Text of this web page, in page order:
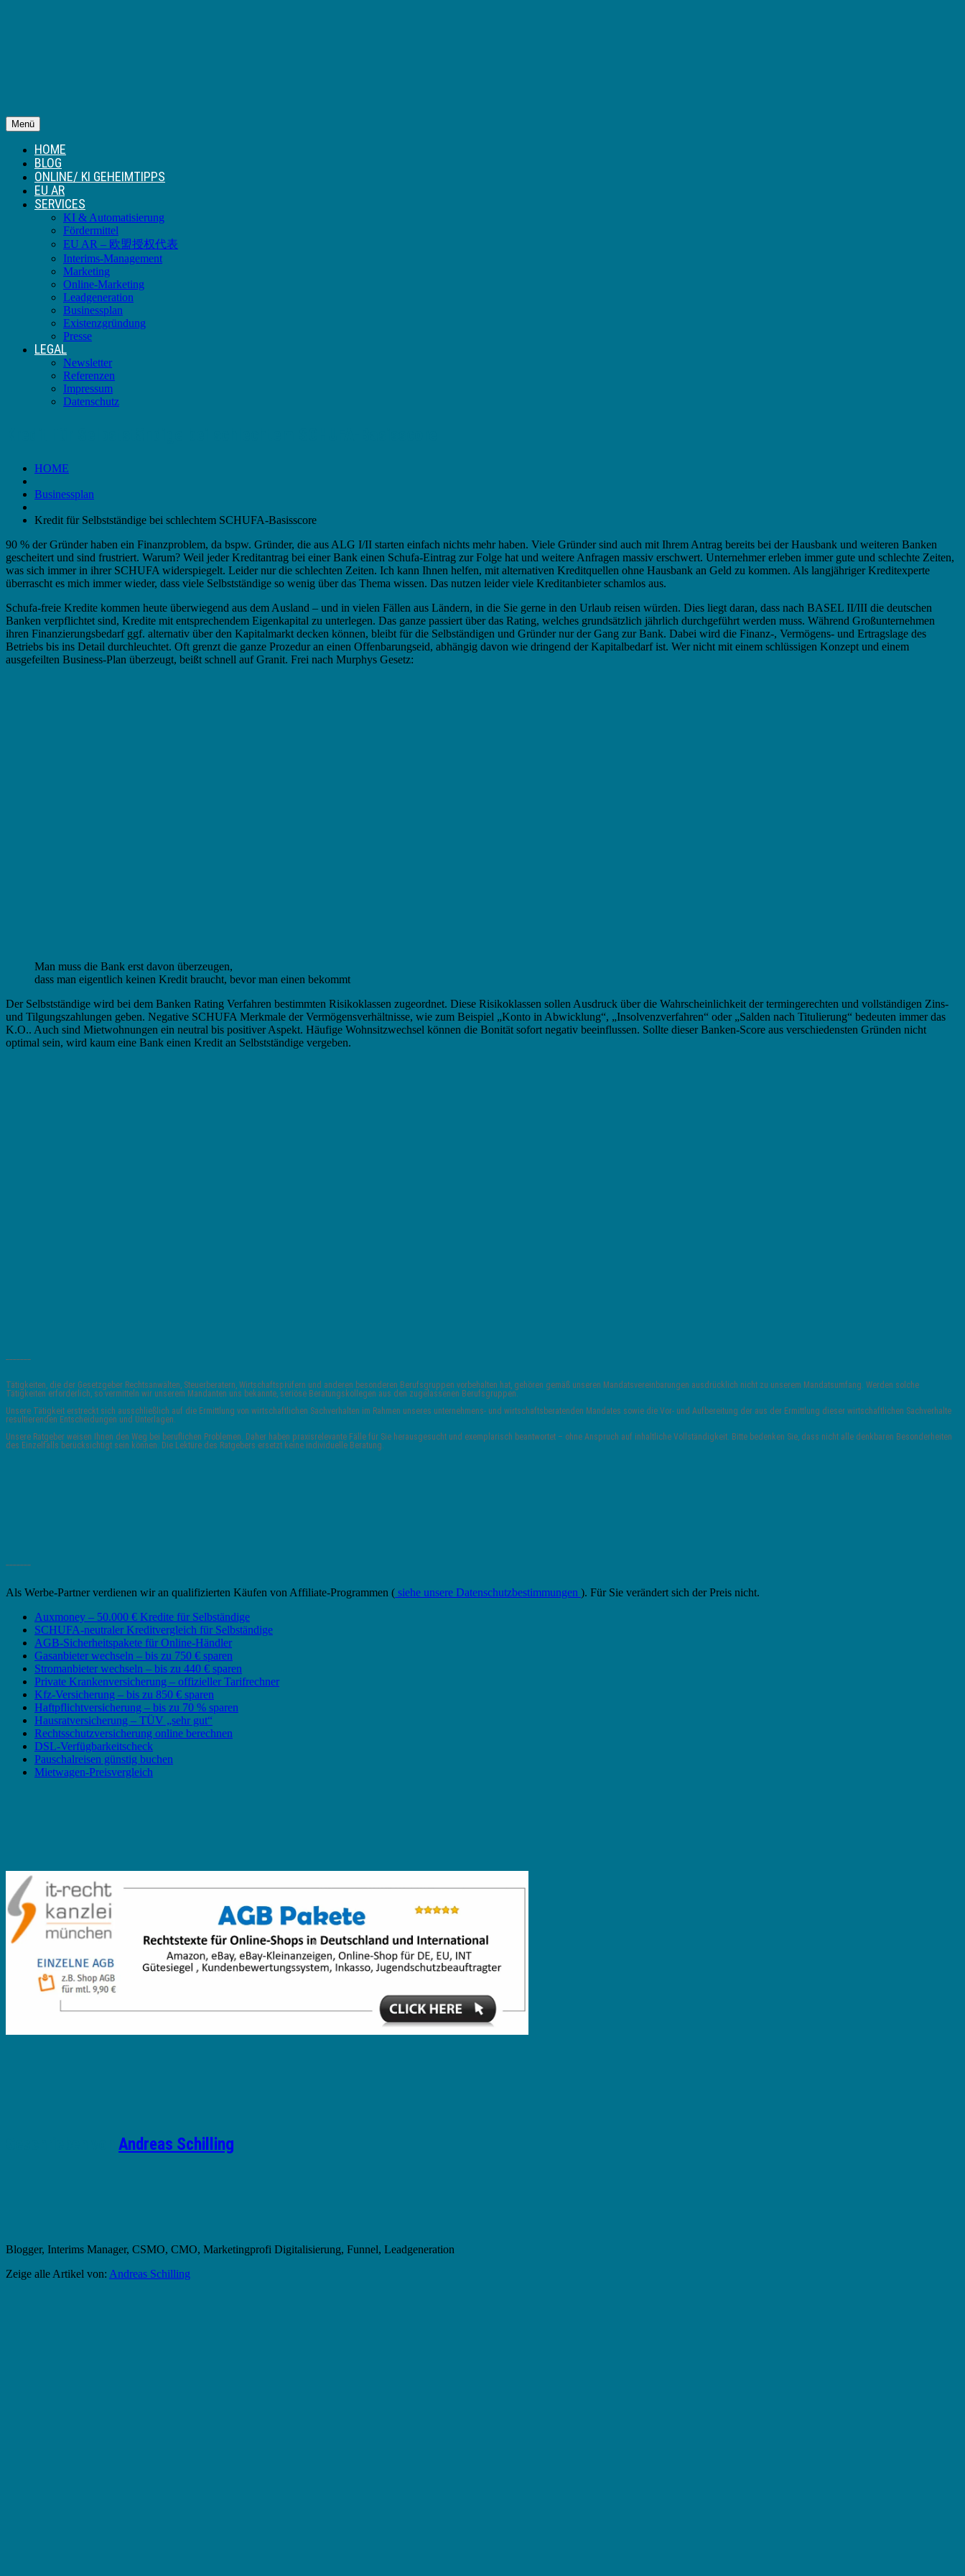
Menü
HOME
BLOG
ONLINE/ KI GEHEIMTIPPS
EU AR
SERVICES
KI & Automatisierung
Fördermittel
EU AR – 欧盟授权代表
Interims-Management
Marketing
Online-Marketing
Leadgeneration
Businessplan
Existenzgründung
Presse
LEGAL
Newsletter
Referenzen
Impressum
Datenschutz
HOME
Businessplan
Kredit für Selbstständige bei schlechtem SCHUFA-Basisscore
90 % der Gründer haben ein Finanzproblem, da bspw. Gründer, die aus ALG I/II starten einfach nichts mehr haben. Viele Gründer sind auch mit Ihrem Antrag bereits bei der Hausbank und weiteren Banken
gescheitert und sind frustriert. Warum? Weil jeder Kreditantrag bei einer Bank einen Schufa-Eintrag zur Folge hat und weitere Anfragen massiv erschwert. Unternehmer erleben immer gute und schlechte Zeiten,
was sich immer in ihrer SCHUFA widerspiegelt. Leider nur die schlechten Zeiten. Ich kann Ihnen helfen, mit alternativen Kreditquellen ohne Hausbank an Geld zu kommen. Als langjähriger Kreditexperte
überrascht es mich immer wieder, dass viele Selbstständige so wenig über das Thema wissen. Das nutzen leider viele Kreditanbieter schamlos aus.
Schufa-freie Kredite kommen heute überwiegend aus dem Ausland – und in vielen Fällen aus Ländern, in die Sie gerne in den Urlaub reisen würden. Dies liegt daran, dass nach BASEL II/III die deutschen
Banken verpflichtet sind, Kredite mit entsprechendem Eigenkapital zu unterlegen. Das ganze passiert über das Rating, welches grundsätzlich jährlich durchgeführt werden muss. Während Großunternehmen
ihren Finanzierungsbedarf ggf. alternativ über den Kapitalmarkt decken können, bleibt für die Selbständigen und Gründer nur der Gang zur Bank. Dabei wird die Finanz-, Vermögens- und Ertragslage des
Betriebs bis ins Detail durchleuchtet. Oft grenzt die ganze Prozedur an einen Offenbarungseid, abhängig davon wie dringend der Kapitalbedarf ist. Wer nicht mit einem schlüssigen Konzept und einem
ausgefeilten Business-Plan überzeugt, beißt schnell auf Granit. Frei nach Murphys Gesetz:
Man muss die Bank erst davon überzeugen,
dass man eigentlich keinen Kredit braucht, bevor man einen bekommt
Der Selbstständige wird bei dem Banken Rating Verfahren bestimmten Risikoklassen zugeordnet. Diese Risikoklassen sollen Ausdruck über die Wahrscheinlichkeit der termingerechten und vollständigen Zins-
und Tilgungszahlungen geben. Negative SCHUFA Merkmale der Vermögensverhältnisse, wie zum Beispiel „Konto in Abwicklung“, „Insolvenzverfahren“ oder „Salden nach Titulierung“ bedeuten immer das
K.O.. Auch sind Mietwohnungen ein neutral bis positiver Aspekt. Häufige Wohnsitzwechsel können die Bonität sofort negativ beeinflussen. Sollte dieser Banken-Score aus verschiedensten Gründen nicht
optimal sein, wird kaum eine Bank einen Kredit an Selbstständige vergeben.
Tätigkeiten, die der Gesetzgeber Rechtsanwälten, Steuerberatern, Wirtschaftsprüfern und anderen besonderen Berufsgruppen vorbehalten hat, gehören gemäß unseren Mandatsvereinbarungen ausdrücklich nicht zu unserem Mandatsumfang. Werden solche
Tätigkeiten erforderlich, so vermitteln wir unserem Mandanten uns bekannte, seriöse Beratungskollegen aus den zugelassenen Berufsgruppen.
Unsere Tätigkeit erstreckt sich ausschließlich auf die Ermittlung von wirtschaftlichen Sachverhalten im Rahmen unseres unternehmens- und wirtschaftsberatenden Mandates sowie die Vor- und Aufbereitung der aus der Ermittlung dieser wirtschaftlichen Sachverhalte
resultierenden Entscheidungen und Unterlagen.
Unsere Ratgeber weisen Ihnen den Weg bei beruflichen Problemen. Daher haben praxisrelevante Fälle für Sie herausgesucht und exemplarisch beantwortet – ohne Anspruch auf inhaltliche Vollständigkeit. Bitte bedenken Sie, dass nicht alle denkbaren Besonderheiten
des Einzelfalls berücksichtigt sein können. Die Lektüre des Ratgebers ersetzt keine individuelle Beratung.
Als Werbe-Partner verdienen wir an qualifizierten Käufen von Affiliate-Programmen ( siehe unsere Datenschutzbestimmungen ). Für Sie verändert sich der Preis nicht.
Auxmoney – 50.000 € Kredite für Selbständige
SCHUFA-neutraler Kreditvergleich für Selbständige
AGB-Sicherheitspakete für Online-Händler
Gasanbieter wechseln – bis zu 750 € sparen
Stromanbieter wechseln – bis zu 440 € sparen
Private Krankenversicherung – offizieller Tarifrechner
Kfz-Versicherung – bis zu 850 € sparen
Haftpflichtversicherung – bis zu 70 % sparen
Hausratversicherung – TÜV „sehr gut“
Rechtsschutzversicherung online berechnen
DSL-Verfügbarkeitscheck
Pauschalreisen günstig buchen
Mietwagen-Preisvergleich
Andreas Schilling
Blogger, Interims Manager, CSMO, CMO, Marketingprofi Digitalisierung, Funnel, Leadgeneration
Zeige alle Artikel von: Andreas Schilling